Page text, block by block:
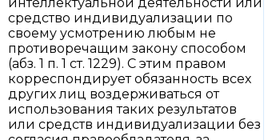
средство индивидуализации по
своему усмотрению любым не
противоречащим закону способом
(абз. 1 п. 1 ст. 1229). С этим правом
корреспондирует обязанность всех
других лиц воздерживаться от
использования таких результатов
или средств индивидуализации без